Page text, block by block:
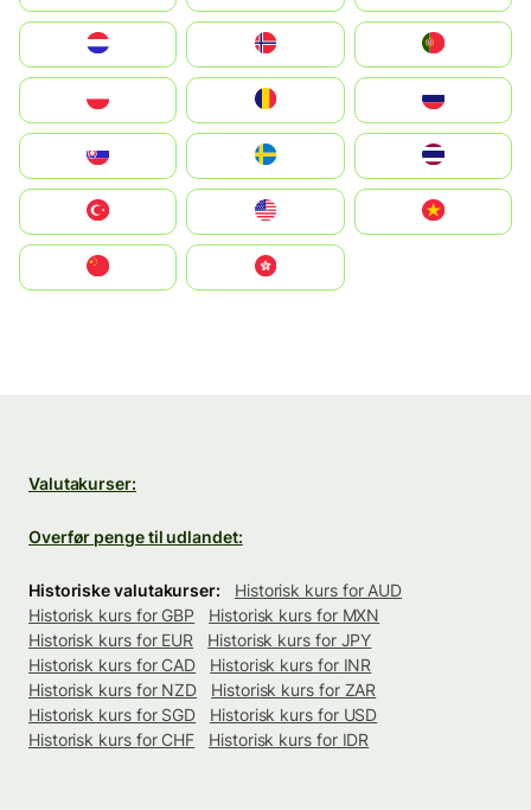
United States
中國香港特別行政區
Valutakurser:
Overfør penge til udlandet:
Historiske valutakurser:
Historisk kurs for AUD
Historisk kurs for GBP
Historisk kurs for MXN
Historisk kurs for EUR
Historisk kurs for JPY
Historisk kurs for CAD
Historisk kurs for INR
Historisk kurs for NZD
Historisk kurs for ZAR
Historisk kurs for SGD
Historisk kurs for USD
Historisk kurs for CHF
Historisk kurs for IDR